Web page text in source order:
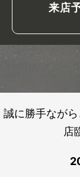
来店
誠に勝手なが
店